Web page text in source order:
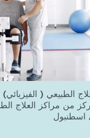
الطبيعي (
لـ 15 مركز من مراكز العلاج
اسطنبول